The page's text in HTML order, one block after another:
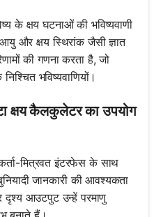
के क्षय घटनाओं की भविष्यवाणी
और क्षय स्थिरांक जैसी ज्ञात
की गणना करता है, जो
भविष्यवाणियों।
क्षय कैलकुलेटर का उपयोग
मित्रवत इंटरफेस के साथ
जानकारी की आवश्यकता
दृश्य आउटपुट उन्हें परमाणु